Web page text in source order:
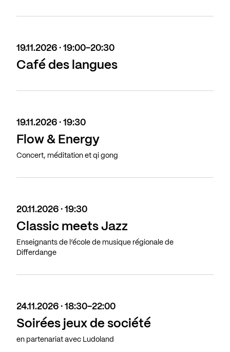
19.11.2026 · 19:00-20:30
Café des langues
19.11.2026 · 19:30
Flow & Energy
Concert, méditation et qi gong
20.11.2026 · 19:30
Classic meets Jazz
Enseignants de l’école de musique régionale de
Differdange
24.11.2026 · 18:30-22:00
Soirées jeux de société
en partenariat avec Ludoland